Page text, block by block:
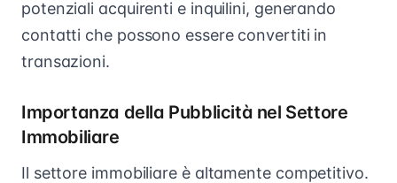
potenziali acquirenti e inquilini, generando
contatti che possono essere convertiti in
transazioni.
Importanza della Pubblicità nel Settore
Immobiliare
Il settore immobiliare è altamente competitivo.